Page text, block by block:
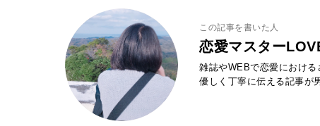
この記事を書いた人
恋愛マスター
雑誌やWEBで恋愛におけ
優しく丁寧に伝える記事が